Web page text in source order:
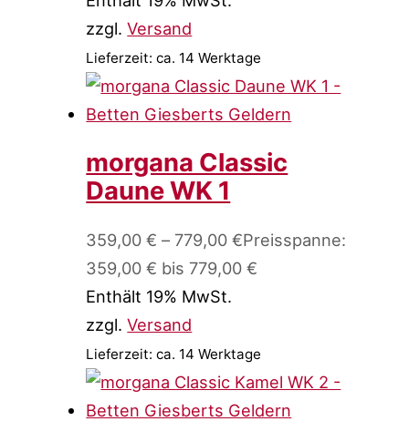
zzgl.Versand
Lieferzeit: ca. 14 Werktage
morgana Classic
Daune WK 1
359,00€ – 779,00€Preisspanne:
359,00 € bis 779,00 €
Enthält 19% MwSt.
zzgl.Versand
Lieferzeit: ca. 14 Werktage